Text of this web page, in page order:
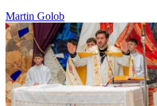
Martin Golob